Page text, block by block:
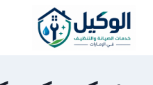
التجاوز
المحتوى